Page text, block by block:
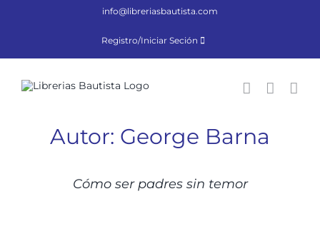
info@libreriasbautista.com
Registro/Iniciar Seción
Autor: George Barna
Cómo ser padres sin temor